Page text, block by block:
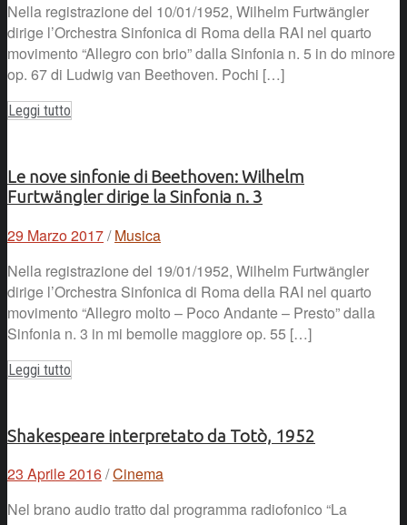
Nella registrazione del 10/01/1952, Wilhelm Furtwängler
dirige l’Orchestra Sinfonica di Roma della RAI nel quarto
movimento “Allegro con brio” dalla Sinfonia n. 5 in do minore
op. 67 di Ludwig van Beethoven. Pochi […]
Leggi tutto
Le nove sinfonie di Beethoven: Wilhelm
Furtwängler dirige la Sinfonia n. 3
29 Marzo 2017/ Musica
Nella registrazione del 19/01/1952, Wilhelm Furtwängler
dirige l’Orchestra Sinfonica di Roma della RAI nel quarto
movimento “Allegro molto – Poco Andante – Presto” dalla
Sinfonia n. 3 in mi bemolle maggiore op. 55 […]
Leggi tutto
Shakespeare interpretato da Totò, 1952
23 Aprile 2016/Cinema
Nel brano audio tratto dal programma radiofonico “La